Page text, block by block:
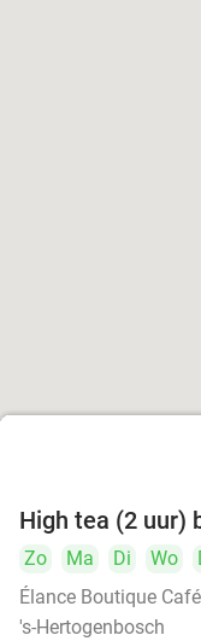
High tea (2 uur)
Zo Ma Di Wo
Élance Boutique Café
's-Hertogenbosch